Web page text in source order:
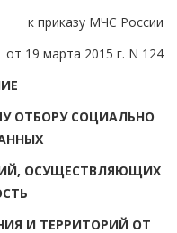
к приказу МЧС России
от 19 марта 2015 г. N 124
ОТБОРУ СОЦИАЛЬНО
ОСУЩЕСТВЛЯЮЩИХ
И ТЕРРИТОРИЙ ОТ